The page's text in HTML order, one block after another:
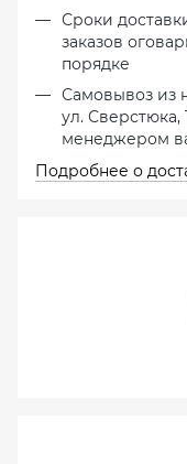
Сроки
заказов
порядке
Самовывоз из
ул. Сверстюка,
менеджером
Подробнее о